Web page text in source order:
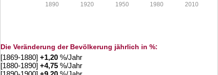
2010
1980
1950
1920
1890
Die Veränderung der Bevölkerung jährlich in %:
[1869-1880] +1,20 %/Jahr
[1880-1890] +4,75 %/Jahr